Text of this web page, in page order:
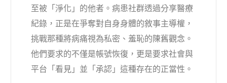
至被「淨化」的他者。病患社群透過分享醫療
紀錄，正是在爭奪對自身身體的敘事主導權，
挑戰那種將病痛視為私密、羞恥的陳舊觀念。
他們要求的不僅是帳號恢復，更是要求社會與
平台「看見」並「承認」這種存在的正當性。